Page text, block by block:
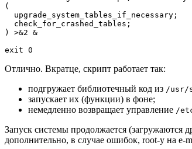
(
  upgrade_system_tables_if_necessary;
  check_for_crashed_tables;
) >&2 &
Отлично. Вкратце, скрипт работает так:
подгружает библиотечный код из /usr/
запускает их (функции) в фоне;
немедленно возвращает управление /
Запуск системы продолжается (загружаются
дополнительно, в случае ошибок, root-y на e-